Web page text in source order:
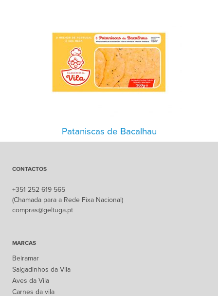
Pataniscas de Bacalhau
CONTACTOS
+351 252 619 565
(Chamada para a Rede Fixa Nacional)
compras@geltuga.pt
MARCAS
Beiramar
Salgadinhos da Vila
Aves da Vila
Carnes da vila